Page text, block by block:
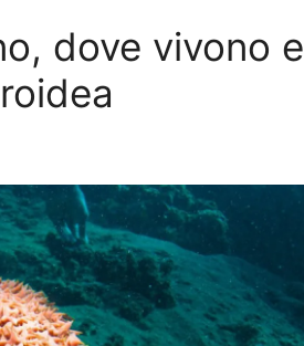
dove vivono e